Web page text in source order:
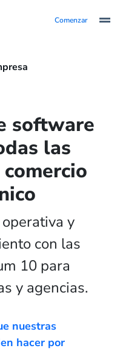
Comenzar
software
las
y
con las
10 para
y agencias.
nuestras
hacer por